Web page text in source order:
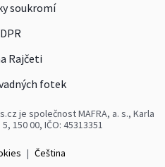
soukromí
Rajčeti
fotek
je společnost MAFRA, a. s., Karla
150 00, IČO: 45313351
| Čeština